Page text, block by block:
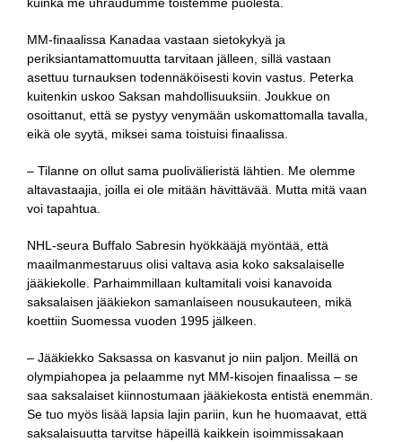
MM-finaalissa Kanadaa vastaan sietokykyä ja
periksiantamattomuutta tarvitaan jälleen, sillä vastaan
asettuu turnauksen todennäköisesti kovin vastus. Peterka
kuitenkin uskoo Saksan mahdollisuuksiin. Joukkue on
osoittanut, että se pystyy venymään uskomattomalla tavalla,
eikä ole syytä, miksei sama toistuisi finaalissa.
– Tilanne on ollut sama puolivälieristä lähtien. Me olemme
altavastaajia, joilla ei ole mitään hävittävää. Mutta mitä vaan
voi tapahtua.
NHL-seura Buffalo Sabresin hyökkääjä myöntää, että
maailmanmestaruus olisi valtava asia koko saksalaiselle
jääkiekolle. Parhaimmillaan kultamitali voisi kanavoida
saksalaisen jääkiekon samanlaiseen nousukauteen, mikä
koettiin Suomessa vuoden 1995 jälkeen.
– Jääkiekko Saksassa on kasvanut jo niin paljon. Meillä on
olympiahopea ja pelaamme nyt MM-kisojen finaalissa – se
saa saksalaiset kiinnostumaan jääkiekosta entistä enemmän.
Se tuo myös lisää lapsia lajin pariin, kun he huomaavat, että
saksalaisuutta tarvitse häpeillä kaikkein isoimmissakaan